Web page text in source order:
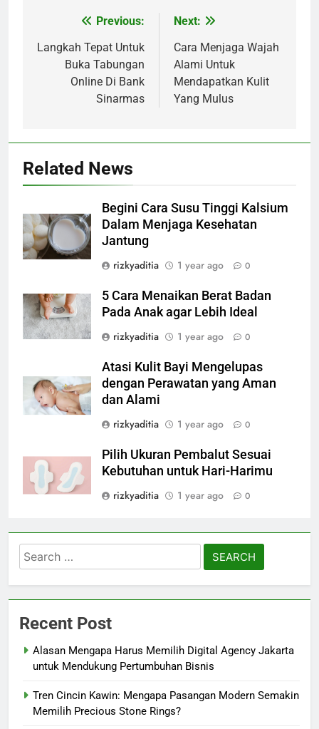
navigation
Previous:
Langkah Tepat Untuk
Buka Tabungan
Online Di Bank
Sinarmas
Next:
Cara Menjaga Wajah
Alami Untuk
Mendapatkan Kulit
Yang Mulus
Related News
Begini Cara Susu Tinggi Kalsium
Dalam Menjaga Kesehatan
Jantung
rizkyaditia
1 year ago 0
5 Cara Menaikan Berat Badan
Pada Anak agar Lebih Ideal
rizkyaditia
1 year ago 0
Atasi Kulit Bayi Mengelupas
dengan Perawatan yang Aman
dan Alami
rizkyaditia
1 year ago 0
Pilih Ukuran Pembalut Sesuai
Kebutuhan untuk Hari-Harimu
rizkyaditia
1 year ago 0
Search
for:
Recent Post
Alasan Mengapa Harus Memilih Digital Agency Jakarta
untuk Mendukung Pertumbuhan Bisnis
Tren Cincin Kawin: Mengapa Pasangan Modern Semakin
Memilih Precious Stone Rings?